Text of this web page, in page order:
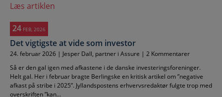
Læs artiklen
24 FEB, 2026
Det vigtigste at vide som investor
24. februar 2026 | Jesper Dall, partner i Assure | 2 Kommentarer
Så er den gal igen med afkastene i de danske investeringsforeninger.
Helt gal. Her i februar bragte Berlingske en kritisk artikel om ”negative
afkast på stribe i 2025”. Jyllandspostens erhvervsredaktør fulgte trop med
overskriften ”kan…